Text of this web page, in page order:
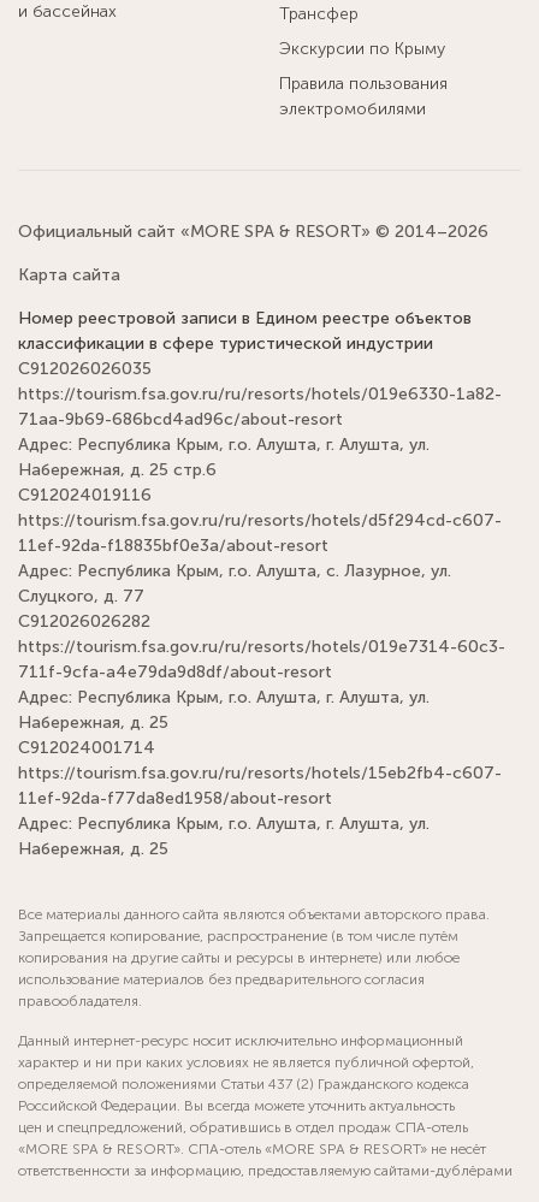
и бассейнах
Трансфер
Экскурсии по Крыму
Правила пользования
электромобилями
Официальный сайт «MORE SPA & RESORT» © 2014–2026
Карта сайта
Номер реестровой записи в Едином реестре объектов
классификации в сфере туристической индустрии
С912026026035
https://tourism.fsa.gov.ru/ru/resorts/hotels/019e6330-1a82-
71aa-9b69-686bcd4ad96c/about-resort
Адрес: Республика Крым, г.о. Алушта, г. Алушта, ул.
Набережная, д. 25 стр.6
С912024019116
https://tourism.fsa.gov.ru/ru/resorts/hotels/d5f294cd-c607-
11ef-92da-f18835bf0e3a/about-resort
Адрес: Республика Крым, г.о. Алушта, с. Лазурное, ул.
Слуцкого, д. 77
С912026026282
https://tourism.fsa.gov.ru/ru/resorts/hotels/019e7314-60c3-
711f-9cfa-a4e79da9d8df/about-resort
Адрес: Республика Крым, г.о. Алушта, г. Алушта, ул.
Набережная, д. 25
С912024001714
https://tourism.fsa.gov.ru/ru/resorts/hotels/15eb2fb4-c607-
11ef-92da-f77da8ed1958/about-resort
Адрес: Республика Крым, г.о. Алушта, г. Алушта, ул.
Набережная, д. 25
Все материалы данного сайта являются объектами авторского права.
Запрещается копирование, распространение (в том числе путём
копирования на другие сайты и ресурсы в интернете) или любое
использование материалов без предварительного согласия
правообладателя.
Данный интернет-ресурс носит исключительно информационный
характер и ни при каких условиях не является публичной офертой,
определяемой положениями Статьи 437 (2) Гражданского кодекса
Российской Федерации. Вы всегда можете уточнить актуальность
цен и спецпредложений, обратившись в отдел продаж СПА-отель
«MORE SPA & RESORT». СПА-отель «MORE SPA & RESORT» не несёт
ответственности за информацию, предоставляемую сайтами-дублёрами